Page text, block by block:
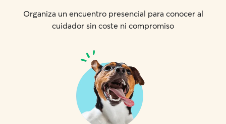
Organiza un encuentro presencial para conocer al
cuidador sin coste ni compromiso